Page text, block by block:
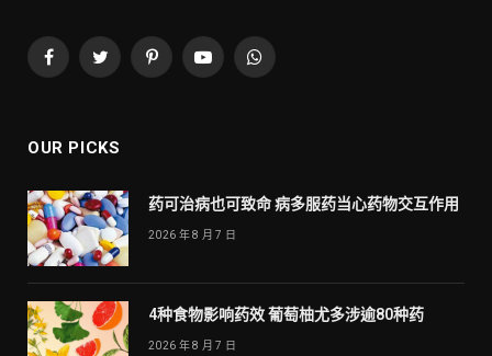
FacebookTwitterPinterestYouTubeWhatsApp
OUR PICKS
药可治病也可致命 病多服药当心药物交互作用
2026 年 8 月 7 日
4种食物影响药效 葡萄柚尤多涉逾80种药
2026 年 8 月 7 日